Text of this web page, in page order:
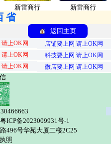
新雷商行 新雷商行
省
返回主页
上OK网
店铺要上网 请上OK网
上OK网
科技要上网 请上OK网
上OK网 微店要上网 请上OK网
ICP备2023009931号-1
496号华苑大厦二楼2C25
照